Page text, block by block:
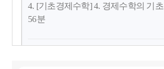
4. [기초경제수학] 4. 경제수학의 기초
56분